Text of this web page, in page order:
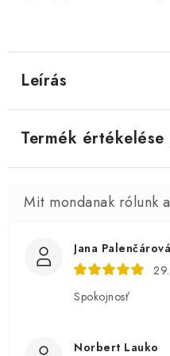
Leírás
Termék értékelése
Jana Palenčárová
Spokojnosť
Norbert Lauko